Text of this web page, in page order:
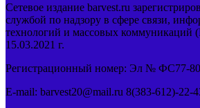
Сетевое издание barvest.ru
службой по надзору в сфере связи,
технологий и массовых коммуникаций
15.03.2021 г.
Регистрационный номер: Эл № ФС77-
E-mail: barvest20@mail.ru 8(383-612)-22-